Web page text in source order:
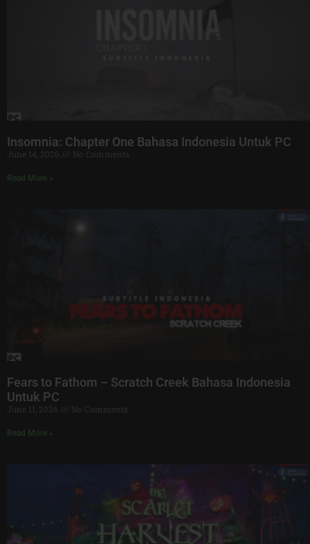
Insomnia: Chapter One Bahasa Indonesia Untuk PC
June 14, 2026 No Comments
Read More »
Fears to Fathom – Scratch Creek Bahasa Indonesia
Untuk PC
June 11, 2026 No Comments
Read More »